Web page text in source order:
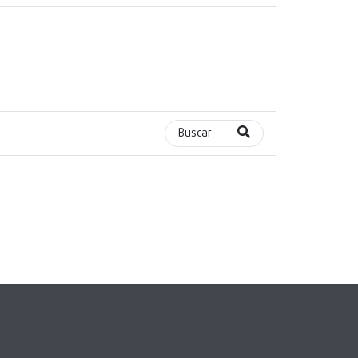
Buscar